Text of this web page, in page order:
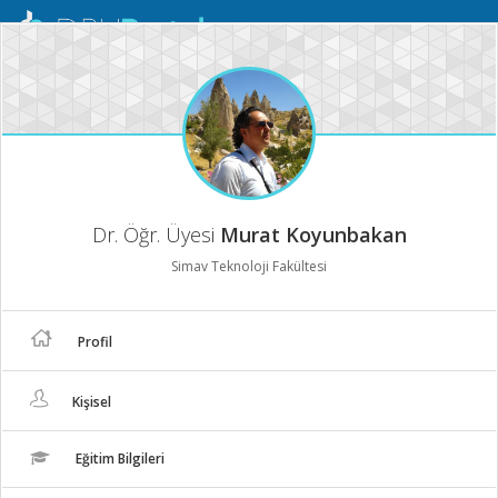
Mobil
Dr. Öğr. Üyesi Murat Koyunbakan
Simav Teknoloji Fakültesi
Profil
Kişisel
Eğitim Bilgileri